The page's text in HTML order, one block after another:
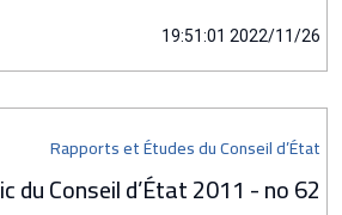
2022/11/26 19:51:01
Rapports et Études du Conseil d’État
du Conseil d’État 2011 - no 62